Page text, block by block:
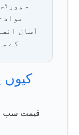
مواد
آسان
کے
قیمت سب